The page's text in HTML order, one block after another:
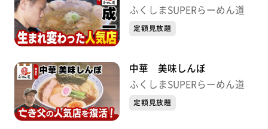
ふくしまSUPERらーめん道
定額見放題
中華 美味しんぼ
ふくしまSUPERらーめん道
定額見放題